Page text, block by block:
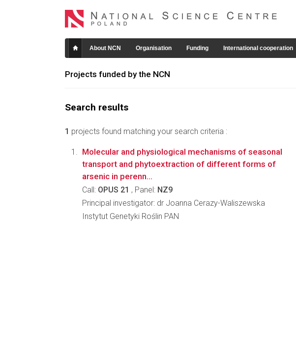
About NCN Organisation Funding International cooperation
Projects funded by the NCN
Search results
1 projects found matching your search criteria :
Molecular and physiological mechanisms of seasonal
transport and phytoextraction of different forms of
arsenic in perenn...
Call: OPUS 21 , Panel: NZ9
Principal investigator: dr Joanna Cerazy-Waliszewska
Instytut Genetyki Roślin PAN